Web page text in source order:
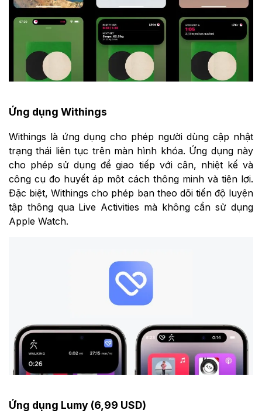
Ứng dụng Withings
Withings là ứng dụng cho phép người dùng cập nhật
trạng thái liên tục trên màn hình khóa. Ứng dụng này
cho phép sử dụng để giao tiếp với cân, nhiệt kế và
công cụ đo huyết áp một cách thông minh và tiện lợi.
Đặc biệt, Withings cho phép bạn theo dõi tiến độ luyện
tập thông qua Live Activities mà không cần sử dụng
Apple Watch.
Ứng dụng Lumy (6,99 USD)